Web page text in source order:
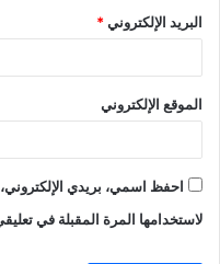
البريد الإلكتروني*
الموقع الإلكتروني
احفظ اسمي، بريدي
لاستخدامها المرة المقبلة في